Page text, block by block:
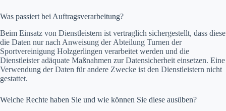
Was passiert bei Auftragsverarbeitung?
Beim Einsatz von Dienstleistern ist vertraglich sichergestellt, dass diese
die Daten nur nach Anweisung der Abteilung Turnen der
Sportvereinigung Holzgerlingen verarbeitet werden und die
Dienstleister adäquate Maßnahmen zur Datensicherheit einsetzen. Eine
Verwendung der Daten für andere Zwecke ist den Dienstleistern nicht
gestattet.
Welche Rechte haben Sie und wie können Sie diese ausüben?